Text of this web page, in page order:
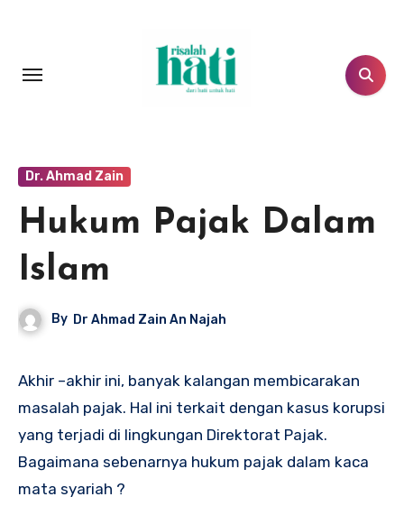
Dr. Ahmad Zain
Hukum Pajak Dalam
Islam
By Dr Ahmad Zain An Najah
Akhir –akhir ini, banyak kalangan membicarakan
masalah pajak. Hal ini terkait dengan kasus korupsi
yang terjadi di lingkungan Direktorat Pajak.
Bagaimana sebenarnya hukum pajak dalam kaca
mata syariah ?